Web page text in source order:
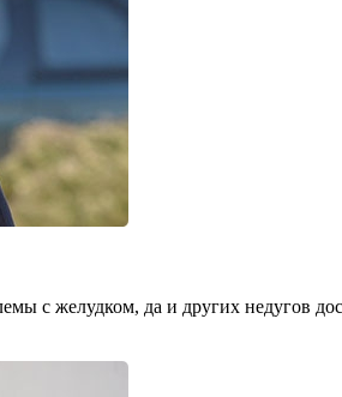
с желуд­ком, да и других недугов